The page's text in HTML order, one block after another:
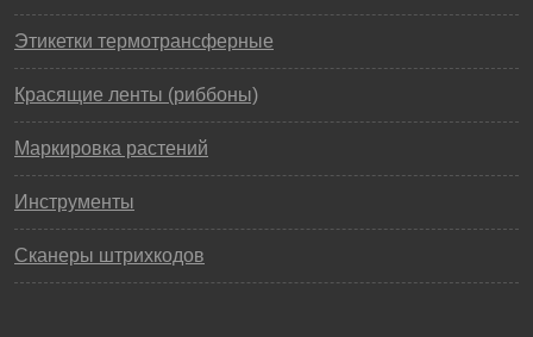
Этикетки термотрансферные
Красящие ленты (риббоны)
Маркировка растений
Инструменты
Сканеры штрихкодов